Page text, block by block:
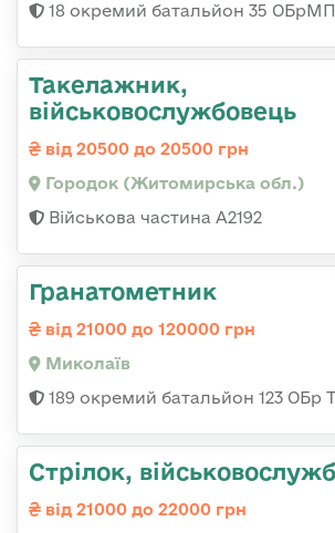
18 окремий батальйон 35 ОБрМП
Такелажник,
військовослужбовець
від 20500 до 20500 грн
Городок (Житомирська обл.)
Військова частина А2192
Гранатометник
від 21000 до 120000 грн
Миколаїв
189 окремий батальйон 123 ОБр
Стрілок,
від 21000 до 22000 грн